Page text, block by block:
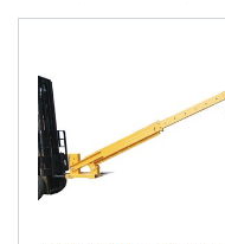
за продажби чрез
продажби.